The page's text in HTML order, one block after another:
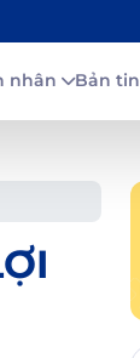
nhân Bản tin